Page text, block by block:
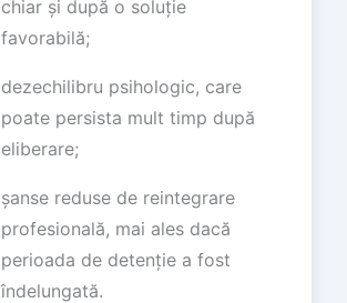
chiar și după o soluție
favorabilă;
dezechilibru psihologic, care
poate persista mult timp după
eliberare;
șanse reduse de reintegrare
profesională, mai ales dacă
perioada de detenție a fost
îndelungată.